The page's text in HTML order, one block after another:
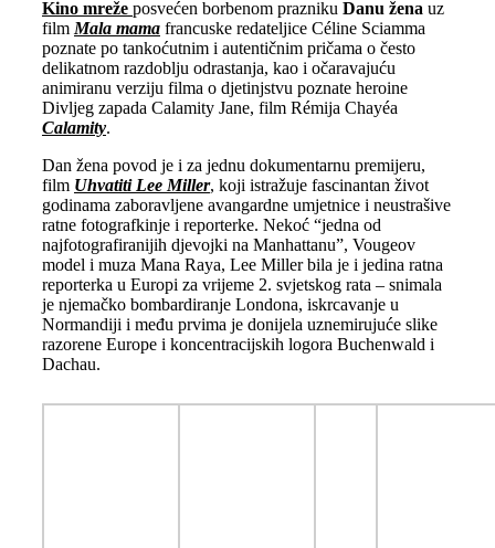
Kino mreže posvećen borbenom prazniku Danu žena uz
film Mala mamafrancuske redateljice Céline Sciamma
poznate po tankoćutnim i autentičnim pričama o često
delikatnom razdoblju odrastanja, kao i očaravajuću
animiranu verziju filma o djetinjstvu poznate heroine
Divljeg zapada Calamity Jane, film Rémija Chayéa
Calamity.
Dan žena povod je i za jednu dokumentarnu premijeru,
film Uhvatiti Lee Miller, koji istražuje fascinantan život
godinama zaboravljene avangardne umjetnice i neustrašive
ratne fotografkinje i reporterke. Nekoć “jedna od
najfotografiranijih djevojki na Manhattanu”, Vougeov
model i muza Mana Raya, Lee Miller bila je i jedina ratna
reporterka u Europi za vrijeme 2. svjetskog rata – snimala
je njemačko bombardiranje Londona, iskrcavanje u
Normandiji i među prvima je donijela uznemirujuće slike
razorene Europe i koncentracijskih logora Buchenwald i
Dachau.